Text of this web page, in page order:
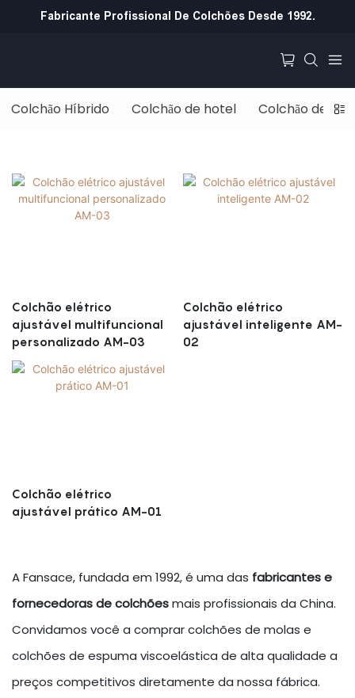
Fabricante Profissional De Colchões Desde 1992.
Colchão Híbrido Colchão de hotel Colchão de
Colchão elétrico
ajustável multifuncional
personalizado AM-03
Colchão elétrico
ajustável inteligente AM-
02
Colchão elétrico
ajustável prático AM-01
A Fansace, fundada em 1992, é uma das fabricantes e
fornecedoras de colchõesmais profissionais da China.
Convidamos você a comprar colchões de molas e
colchões de espuma viscoelástica de alta qualidade a
preços competitivos diretamente da nossa fábrica.